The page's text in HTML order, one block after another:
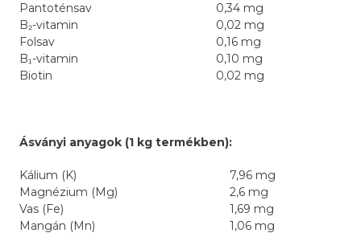
Pantoténsav
0,34 mg
B₂-vitamin
0,02 mg
Folsav
0,16 mg
B₁-vitamin
0,10 mg
Biotin
0,02 mg
Ásványi anyagok (1 kg termékben):
Kálium (K)
7,96 mg
Magnézium (Mg)
2,6 mg
Vas (Fe)
1,69 mg
Mangán (Mn)
1,06 mg